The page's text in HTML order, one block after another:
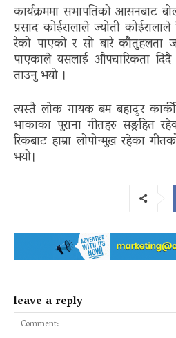
कार्य​क्र​म​मा स​भाप​तिको आस​न​बाट​
प्र​साद​ कोईरालाले ज्योती
रेको पाएको र​ सो बारे कौतुह​ल​ता
पाएकाले य​स​लाई औप​चारिकता
ताउनु भ​यो ।
त्यस्तै लोक गाय​क ब​म​ ब​हादुर​
भाकाका पुराना​ गीतह​रु स​ङ्र​हित​
रिकबाट​ हाम्रा लोपोन्मुख​ र​हेका
भयो।
leave a reply